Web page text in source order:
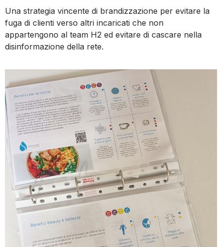
Una strategia vincente di brandizzazione per evitare la
fuga di clienti verso altri incaricati che non
appartengono al team H2 ed evitare di cascare nella
disinformazione della rete.